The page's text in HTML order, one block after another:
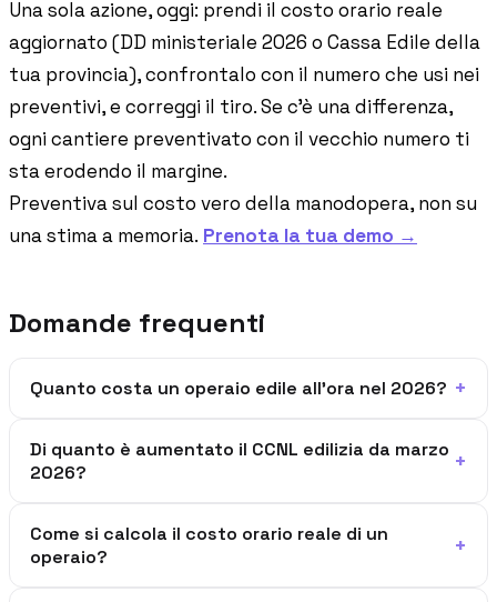
Una sola azione, oggi: prendi il costo orario reale
aggiornato (DD ministeriale 2026 o Cassa Edile della
tua provincia), confrontalo con il numero che usi nei
preventivi, e correggi il tiro. Se c'è una differenza,
ogni cantiere preventivato con il vecchio numero ti
sta erodendo il margine.
Preventiva sul costo vero della manodopera, non su
una stima a memoria. Prenota la tua demo →
Domande frequenti
Quanto costa un operaio edile all'ora nel 2026? +
Di quanto è aumentato il CCNL edilizia da marzo
2026?
+
Come si calcola il costo orario reale di un
operaio?
+